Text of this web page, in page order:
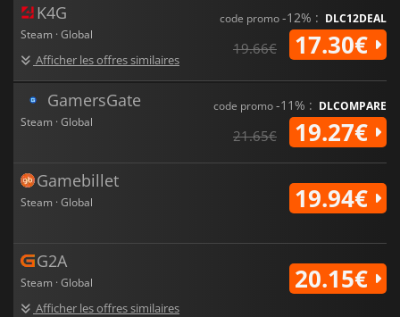
K4G
Steam · Global
Afficher les offres similaires
code promo-12% : DLC12DEAL
19.66€ 17.30€
GamersGate
Steam · Global
code promo-11% : DLCOMPARE
21.65€ 19.27€
Gamebillet
Steam · Global 19.94€
G2A
Steam · Global
Afficher les offres similaires
20.15€